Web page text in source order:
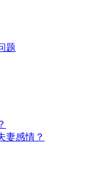
题
妻感情？